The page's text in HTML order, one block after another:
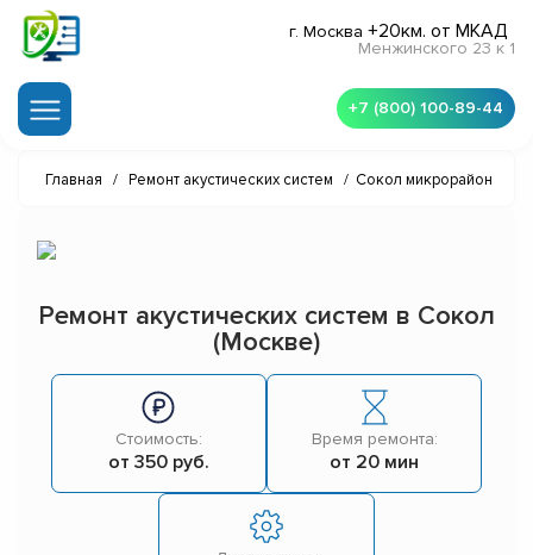
г. Москва +20км. от МКАД
Менжинского 23 к 1
+7 (800) 100-89-44
Главная / Ремонт акустических систем / Сокол микрорайон
Ремонт акустических систем в Сокол
(Москве)
Стоимость:
от 350 руб.
Время ремонта:
от 20 мин